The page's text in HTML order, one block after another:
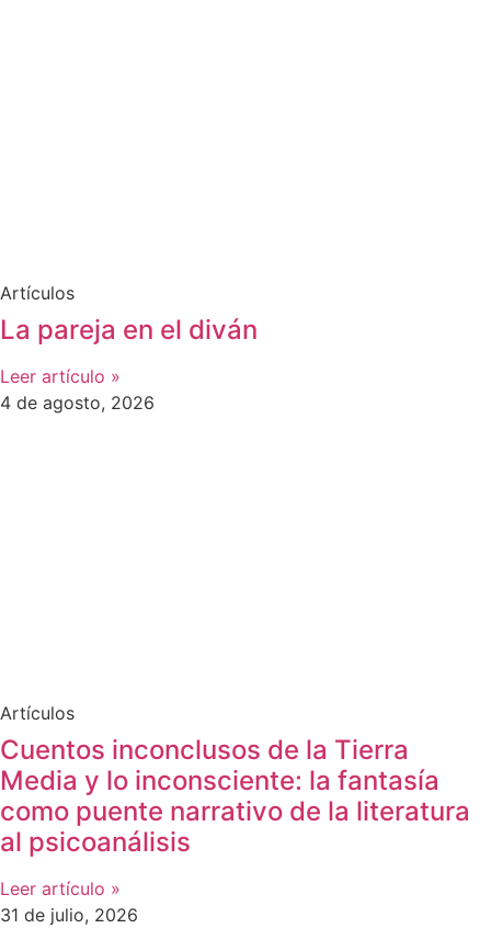
Artículos
La pareja en el diván
Leer artículo »
4 de agosto, 2026
Artículos
Cuentos inconclusos de la Tierra
Media y lo inconsciente: la fantasía
como puente narrativo de la literatura
al psicoanálisis
Leer artículo »
31 de julio, 2026